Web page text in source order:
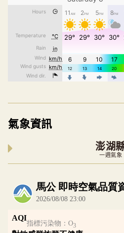
氣象資訊
澎湖
一週氣象
內嵌空氣品質小工具為